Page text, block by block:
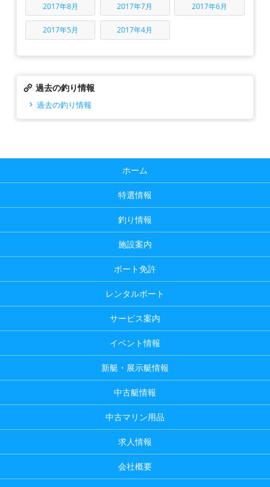
2017年8月 2017年7月 2017年6月
2017年5月 2017年4月
過去の釣り情報
過去の釣り情報
ホーム
特選情報
釣り情報
施設案内
ボート免許
レンタルボート
サービス案内
イベント情報
新艇・展示艇情報
中古艇情報
中古マリン用品
求人情報
会社概要